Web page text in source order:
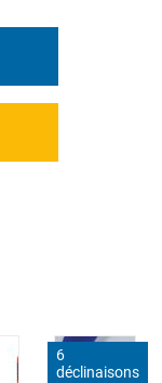
6
déclinaisons